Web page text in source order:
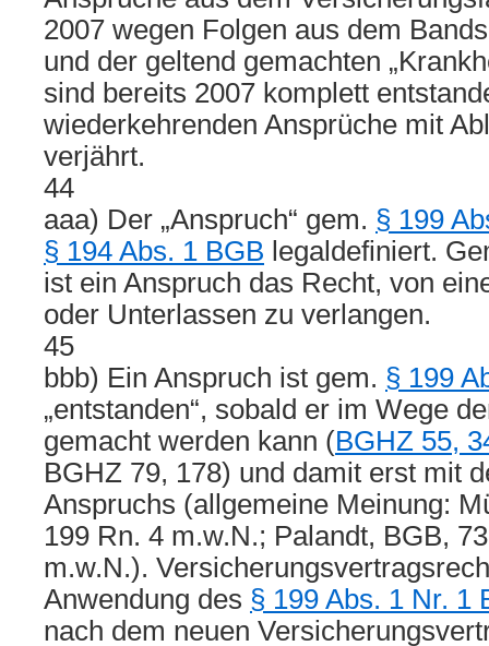
2007 wegen Folgen aus dem
und der geltend gemachten
sind bereits 2007 komplett
wiederkehrenden Ansprüche mit
verjährt.
44
aaa) Der „Anspruch“ gem. § 199
§ 194 Abs. 1 BGB legaldefiniert.
ist ein Anspruch das Recht, von
oder Unterlassen zu verlangen.
45
bbb) Ein Anspruch ist gem. § 199
„entstanden“, sobald er im Wege
gemacht werden kann (BGHZ 55,
BGHZ 79, 178) und damit erst mit
Anspruchs (allgemeine Meinung:
199 Rn. 4 m.w.N.; Palandt, BGB,
m.w.N.).
Anwendung des § 199 Abs. 1 Nr. 1
nach dem neuen